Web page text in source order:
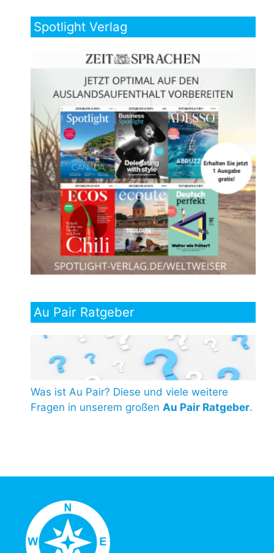
Spotlight Verlag
Au Pair Ratgeber
Was ist Au Pair? Diese und viele weitere
Fragen in unserem großen Au Pair Ratgeber.